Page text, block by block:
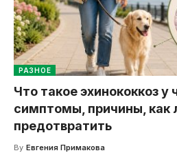
РАЗНОЕ
Что такое эхинококкоз у
симптомы, причины, как
предотвратить
By Евгения Примакова